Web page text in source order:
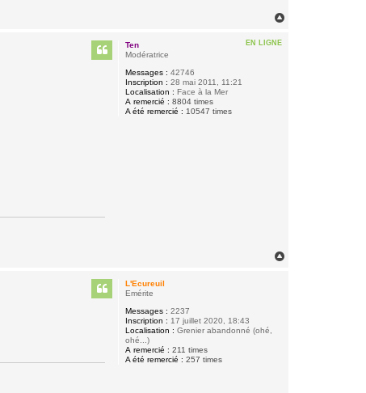
EN LIGNE
Ten
Modératrice
Messages : 42746
Inscription : 28 mai 2011, 11:21
Localisation : Face à la Mer
A remercié : 8804 times
A été remercié : 10547 times
L'Ecureuil
Emérite
Messages : 2237
Inscription : 17 juillet 2020, 18:43
Localisation : Grenier abandonné (ohé,
ohé...)
A remercié : 211 times
A été remercié : 257 times